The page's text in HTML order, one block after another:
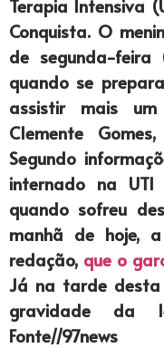
Terapia Intensiva
Conquista. O
de segunda-
quando se
assistir mais
Clemente
Segundo
internado na
quando sofreu
manhã de hoje,
redação, que o
Já na tarde
gravidade da
Fonte//97news